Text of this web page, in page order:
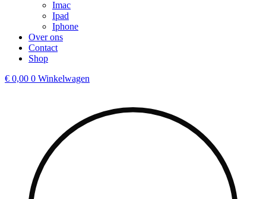
Imac
Ipad
Iphone
Over ons
Contact
Shop
€ 0,00 0 Winkelwagen